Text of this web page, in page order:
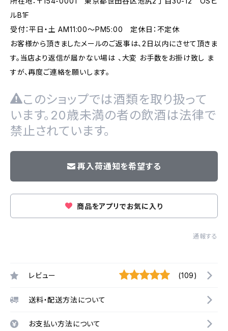
ルB1F
受付：平日・土 AM11:00～PM5:00 定休日：不定休
お客様から頂きましたメールのご返事は、2日以内にさせて頂きま
す。当店より返信が届かない場は 、大変 お手数をお掛け致し ま
すが、再度ご連絡を願いします。
このショップでは酒類を取り扱って
います。20歳未満の者の飲酒は法律で
禁止されています。
再入荷通知を希望する
商品をアプリでお気に入り
通報する
レビュー (109)
送料・配送方法について
お支払い方法について